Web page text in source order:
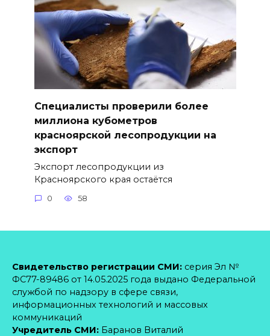
Специалисты проверили более
миллиона кубометров
красноярской лесопродукции на
экспорт
Экспорт лесопродукции из
Красноярского края остаётся
0 58
Свидетельство регистрации СМИ: серия Эл №
ФС77-89486 от 14.05.2025 года выдано Федеральной
службой по надзору в сфере связи,
информационных технологий и массовых
коммуникаций
Учредитель СМИ: Баранов Виталий